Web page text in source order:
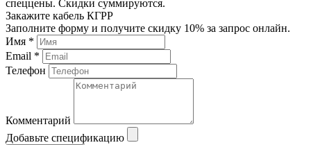
спеццены. Скидки суммируются.
Закажите кабель КГРР
Заполните форму и получите скидку 10% за запрос онлайн.
Имя *
Email *
Телефон
Комментарий
Добавьте спецификацию